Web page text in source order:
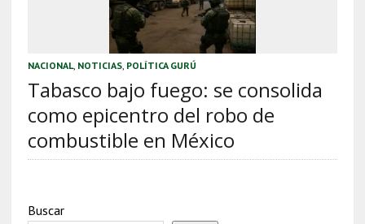
NACIONAL, NOTICIAS, POLÍTICA GURÚ
Tabasco bajo fuego: se consolida
como epicentro del robo de
combustible en México
Buscar